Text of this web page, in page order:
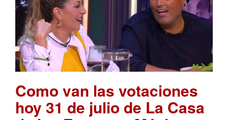
Como van las votaciones
hoy 31 de julio de La Casa